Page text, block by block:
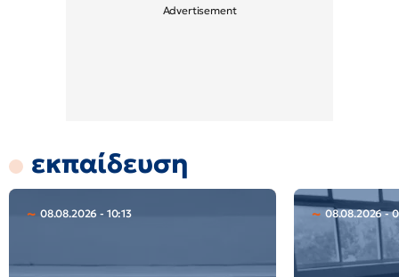
εκπαίδευση
08.08.2026 - 10:13 08.08.2026 -